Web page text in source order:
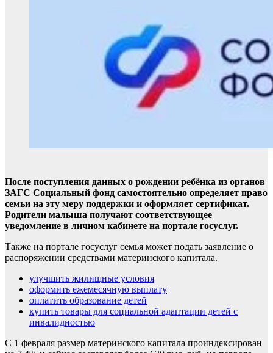
После поступления данных о рождении ребёнка из органов
ЗАГС Социальный фонд самостоятельно определяет право
семьи на эту меру поддержки и оформляет сертификат.
Родители малыша получают соответствующее
уведомление в личном кабинете на портале госуслуг.
Также на портале госуслуг семья может подать заявление о
распоряжении средствами материнского капитала.
улучшить жилищные условия
оформить ежемесячную выплату
оплатить образование детей
купить товары для социальной адаптации детей с
инвалидностью
С 1 февраля размер материнского капитала проиндексирован